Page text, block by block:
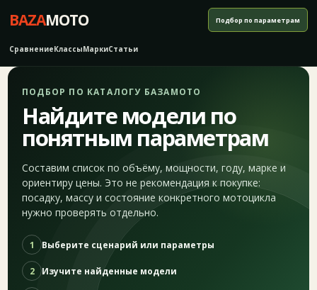
BAZAMOTO
СравнениеКлассыМаркиСтатьи
Подбор по параметрам
ПОДБОР ПО КАТАЛОГУ БАЗАМОТО
Найдите модели по
понятным параметрам
Составим список по объёму, мощности, году, марке и
ориентиру цены. Это не рекомендация к покупке:
посадку, массу и состояние конкретного мотоцикла
нужно проверять отдельно.
1 Выберите сценарий или параметры
2 Изучите найденные модели